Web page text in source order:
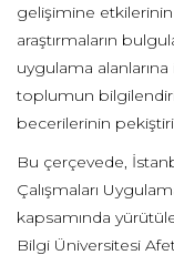
gelişimine
araştırmaların
uygulama
toplumun
becerilerinin
Bu çerçevede,
Çalışmaları
kapsamında
Bilgi Üniversitesi